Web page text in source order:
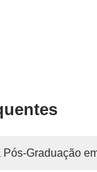
Pós-Graduação